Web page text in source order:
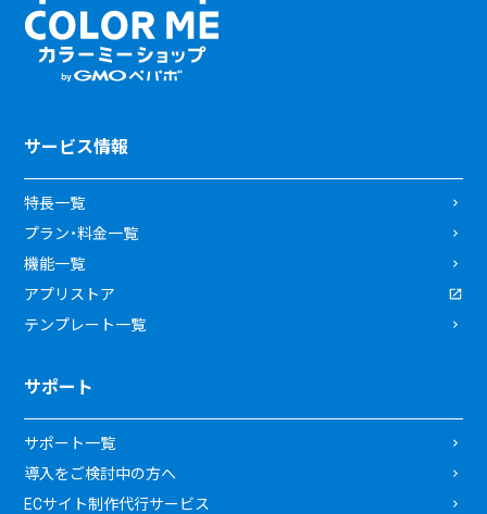
サービス情報
特長一覧
プラン・料金一覧
機能一覧
アプリストア
テンプレート一覧
サポート
サポート一覧
導入をご検討中の方へ
ECサイト制作代行サービス